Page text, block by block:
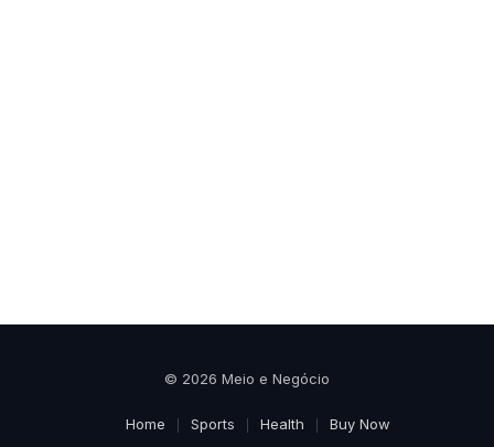
© 2026 Meio e Negócio
Home Sports Health Buy Now